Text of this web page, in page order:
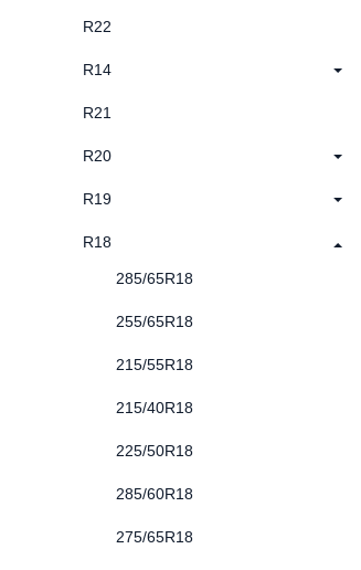
R22
R14
R21
R20
R19
R18
285/65R18
255/65R18
215/55R18
215/40R18
225/50R18
285/60R18
275/65R18